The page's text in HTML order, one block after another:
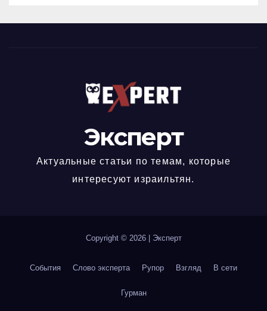
Эксперт
Актуальные статьи по темам, которые
интересуют израильтян.
Copyright © 2026 | Эксперт
События Слово эксперта Рупор Взгляд В сети
Гурман